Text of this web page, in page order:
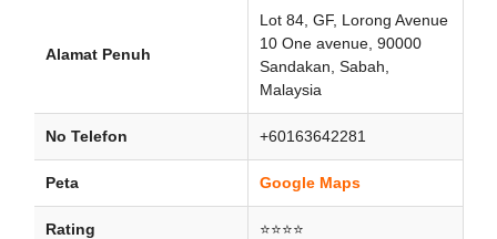
Alamat Penuh
Lot 84, GF, Lorong Avenue
10 One avenue, 90000
Sandakan, Sabah,
Malaysia
No Telefon +60163642281
Peta Google Maps
Rating ⭐⭐⭐⭐